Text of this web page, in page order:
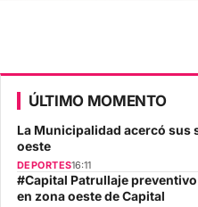
ÚLTIMO MOMENTO
La Municipalidad acercó sus
oeste
DEPORTES16:11
#Capital Patrullaje
en zona oeste de Capital